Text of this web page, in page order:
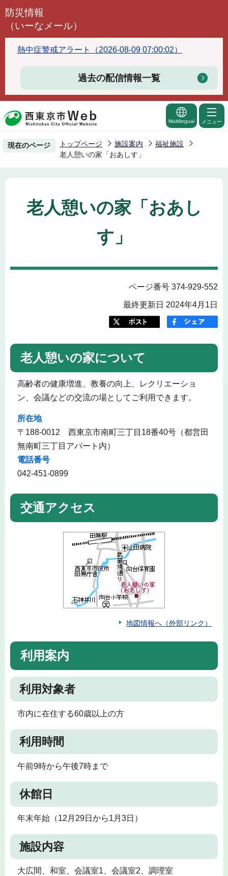
こ
頭
で
防災情報
（いーなメール）
熱中症警戒アラート（2026-08-09 07:00:02）
過去の配信情報一覧
Multilingual メニュー
現在のページ トップページ 施設案内
福祉施設
老人憩いの家「おあしす」
老人憩いの家「おあし
す」
ページ番号 374-929-552
最終更新日 2024年4月1日
老人憩いの家について
高齢者の健康増進、教養の向上、レクリエーショ
ン、会議などの交流の場としてご利用できます。
所在地
〒188-0012 西東京市南町三丁目18番40号（都営田
無南町三丁目アパート内）
電話番号
042-451-0899
交通アクセス
地図情報へ（外部リンク）
利用案内
利用対象者
市内に在住する60歳以上の方
利用時間
午前9時から午後7時まで
休館日
年末年始（12月29日から1月3日）
施設内容
大広間、和室、会議室1、会議室2、調理室